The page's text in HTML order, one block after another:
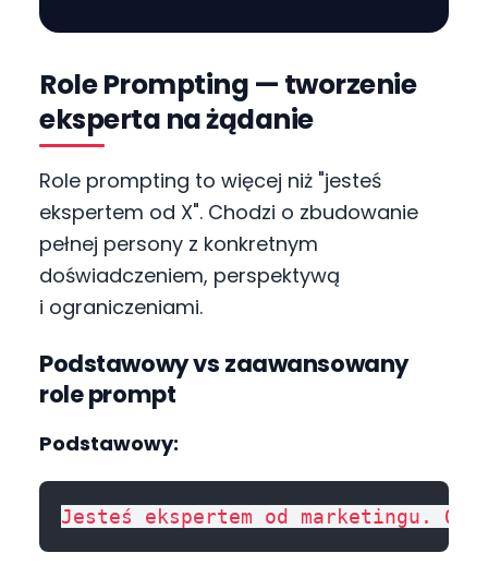
Role Prompting — tworzenie
eksperta na żądanie
Role prompting to więcej niż "jesteś
ekspertem od X". Chodzi o zbudowanie
pełnej persony z konkretnym
doświadczeniem, perspektywą
i ograniczeniami.
Podstawowy vs zaawansowany
role prompt
Podstawowy: